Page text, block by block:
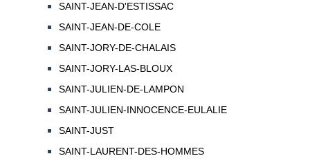
SAINT-JEAN-D'ESTISSAC
SAINT-JEAN-DE-COLE
SAINT-JORY-DE-CHALAIS
SAINT-JORY-LAS-BLOUX
SAINT-JULIEN-DE-LAMPON
SAINT-JULIEN-INNOCENCE-EULALIE
SAINT-JUST
SAINT-LAURENT-DES-HOMMES